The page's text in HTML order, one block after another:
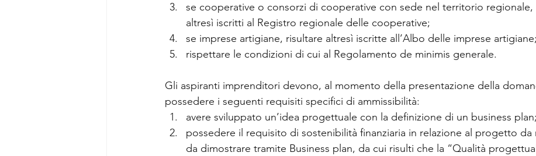
se cooperative o consorzi di cooperative con sede nel territorio regionale,
altresì iscritti al Registro regionale delle cooperative;
se imprese artigiane, risultare altresì iscritte all’Albo delle imprese artigiane;
rispettare le condizioni di cui al Regolamento de minimis generale.
Gli aspiranti imprenditori devono, al momento della presentazione della
possedere i seguenti requisiti specifici di ammissibilità:
avere sviluppato un’idea progettuale con la definizione di un business plan;
possedere il requisito di sostenibilità finanziaria in relazione al progetto da
da dimostrare tramite Business plan, da cui risulti che la “Qualità